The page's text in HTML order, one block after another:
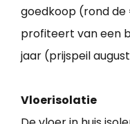
goedkoop (rond de
profiteert van een
jaar (prijspeil
Vloerisolatie